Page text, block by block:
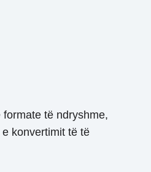
të ndryshme,
konvertimit të të